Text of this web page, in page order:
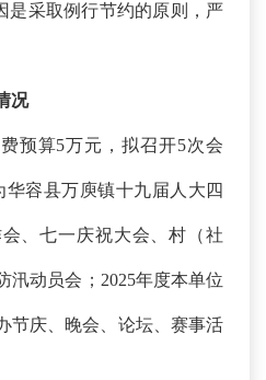
是采取例行节约的原则，严
况
预算5万元，拟召开5次会
华容县万庾镇十九届人大四
、七一庆祝大会、村（社
汛动员会；2025年度本单位
节庆、晚会、论坛、赛事活